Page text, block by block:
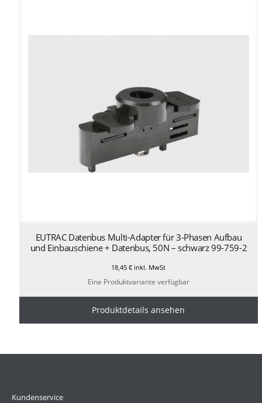
EUTRAC Datenbus Multi-Adapter für 3-Phasen Aufbau
und Einbauschiene + Datenbus, 50N – schwarz 99-759-2
18,45€ inkl. MwSt
Eine Produktvariante verfügbar
Produktdetails ansehen
Kundenservice